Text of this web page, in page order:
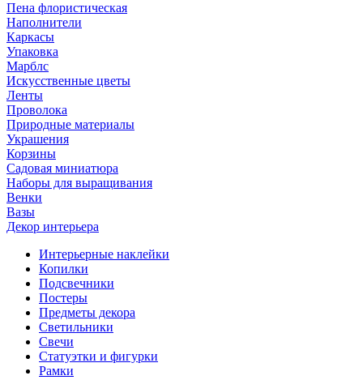
Пена флористическая
Наполнители
Каркасы
Упаковка
Марблс
Искусственные цветы
Ленты
Проволока
Природные материалы
Украшения
Корзины
Садовая миниатюра
Наборы для выращивания
Венки
Вазы
Декор интерьера
Интерьерные наклейки
Копилки
Подсвечники
Постеры
Предметы декора
Светильники
Свечи
Статуэтки и фигурки
Рамки